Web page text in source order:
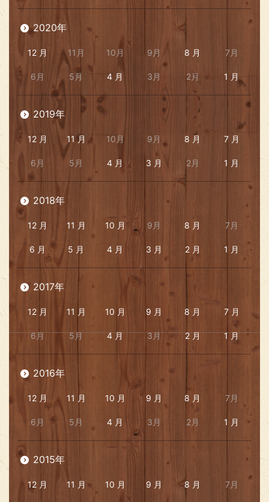
2020年
12 月 11月 10月 9月 8 月 7月
6月 5月 4 月 3月 2月 1 月
2019年
12 月 11 月 10月 9月 8 月 7 月
6月 5月 4 月 3 月 2月 1 月
2018年
12 月 11 月 10 月 9月 8 月 7月
6 月 5 月 4 月 3 月 2 月 1 月
2017年
12 月 11 月 10 月 9 月 8 月 7 月
6月 5月 4 月 3月 2 月 1 月
2016年
12 月 11 月 10 月 9 月 8 月 7月
6月 5月 4 月 3月 2月 1 月
2015年
12 月 11 月 10 月 9 月 8 月 7月